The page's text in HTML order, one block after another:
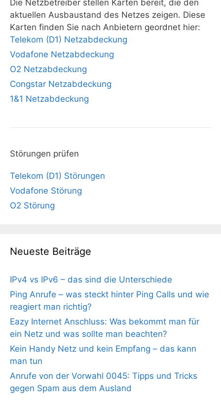
Die Netzbetreiber stellen Karten bereit, die den
aktuellen Ausbaustand des Netzes zeigen. Diese
Karten finden Sie nach Anbietern geordnet hier:
Telekom (D1) Netzabdeckung
Vodafone Netzabdeckung
O2 Netzabdeckung
Congstar Netzabdeckung
1&1 Netzabdeckung
Störungen prüfen
Telekom (D1) Störungen
Vodafone Störung
O2 Störung
Neueste Beiträge
IPv4 vs IPv6 – das sind die Unterschiede
Ping Anrufe – was steckt hinter Ping Calls und wie
reagiert man richtig?
Eazy Internet Anschluss: Was bekommt man für
ein Netz und was sollte man beachten?
Kein Handy Netz und kein Empfang – das kann
man tun
Anrufe von der Vorwahl 0045: Tipps und Tricks
gegen Spam aus dem Ausland